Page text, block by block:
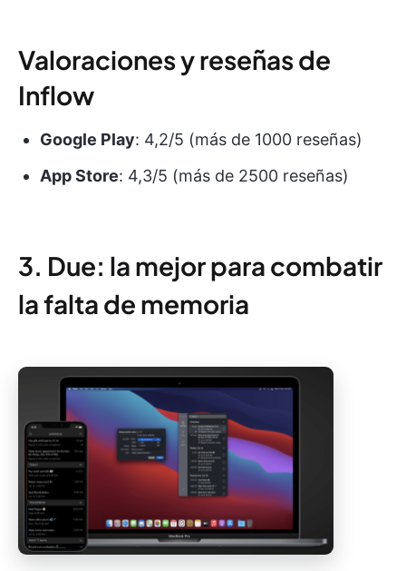
Valoraciones y reseñas de
Inflow
Google Play: 4,2/5 (más de 1000 reseñas)
App Store: 4,3/5 (más de 2500 reseñas)
3. Due: la mejor para combatir
la falta de memoria